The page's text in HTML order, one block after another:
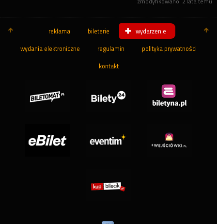
zmodyfikowano 2 lata temu
reklama bileterie wydarzenie
wydania elektroniczne regulamin polityka prywatności
kontakt